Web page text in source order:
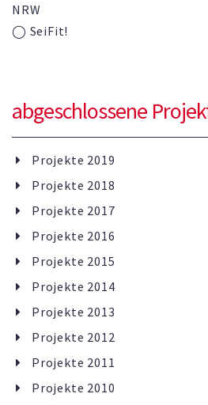
NRW
◯ SeiFit!
abgeschlossene
Projekte 2019
Projekte 2018
Projekte 2017
Projekte 2016
Projekte 2015
Projekte 2014
Projekte 2013
Projekte 2012
Projekte 2011
Projekte 2010